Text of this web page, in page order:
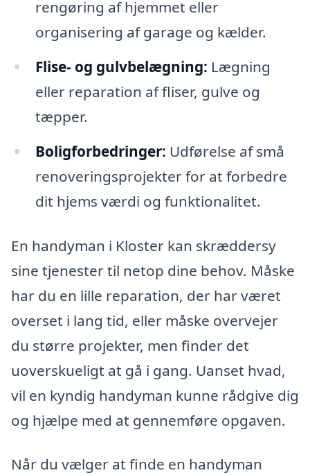
rengøring af hjemmet eller
organisering af garage og kælder.
Flise- og gulvbelægning: Lægning
eller reparation af fliser, gulve og
tæpper.
Boligforbedringer: Udførelse af små
renoveringsprojekter for at forbedre
dit hjems værdi og funktionalitet.
En handyman i Kloster kan skræddersy
sine tjenester til netop dine behov. Måske
har du en lille reparation, der har været
overset i lang tid, eller måske overvejer
du større projekter, men finder det
uoverskueligt at gå i gang. Uanset hvad,
vil en kyndig handyman kunne rådgive dig
og hjælpe med at gennemføre opgaven.
Når du vælger at finde en handyman